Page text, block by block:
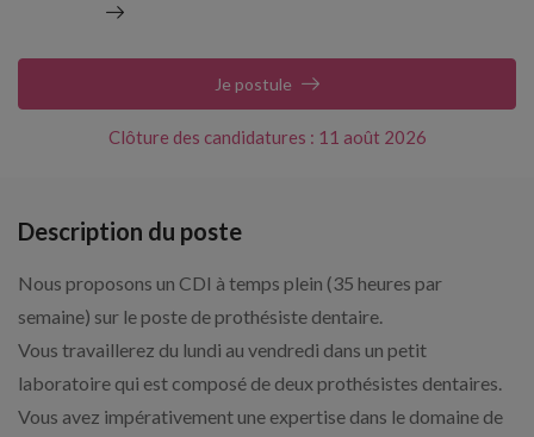
Clôture des candidatures : 11 août 2026
Je postule
Description du poste
Nous proposons un CDI à temps plein (35 heures par
semaine) sur le poste de prothésiste dentaire.
Vous travaillerez du lundi au vendredi dans un petit
laboratoire qui est composé de deux prothésistes dentaires.
Vous avez impérativement une expertise dans le domaine de